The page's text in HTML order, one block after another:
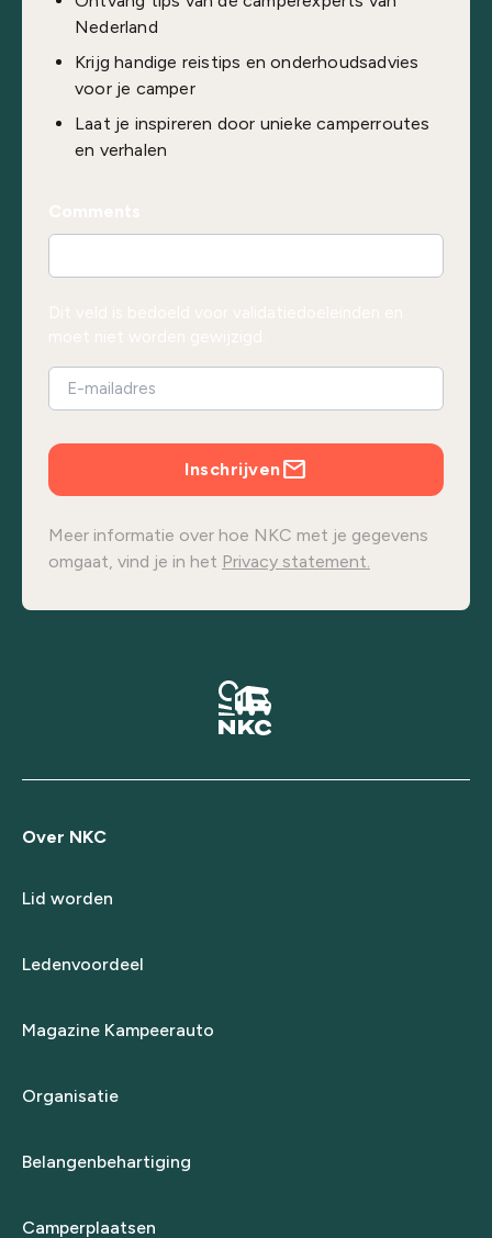
Nederland
Krijg handige reistips en onderhoudsadvies
voor je camper
Laat je inspireren door unieke camperroutes
en verhalen
Inschrijven
Meer informatie over hoe NKC met je gegevens
omgaat, vind je in het Privacy statement.
Over NKC
Lid worden
Ledenvoordeel
Magazine Kampeerauto
Organisatie
Belangenbehartiging
Camperplaatsen